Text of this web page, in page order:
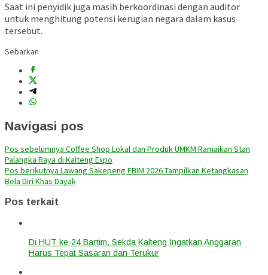
Saat ini penyidik juga masih berkoordinasi dengan auditor
untuk menghitung potensi kerugian negara dalam kasus
tersebut.
Sebarkan
Navigasi pos
Pos sebelumnya Coffee Shop Lokal dan Produk UMKM Ramaikan Stan
Palangka Raya di Kalteng Expo
Pos berikutnya Lawang Sakepeng FBIM 2026 Tampilkan Ketangkasan
Bela Diri Khas Dayak
Pos terkait
Di HUT ke-24 Bartim, Sekda Kalteng Ingatkan Anggaran
Harus Tepat Sasaran dan Terukur